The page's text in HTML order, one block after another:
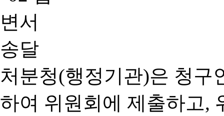
처분청(행정기관)은 청구
하여 위원회에 제출하고,